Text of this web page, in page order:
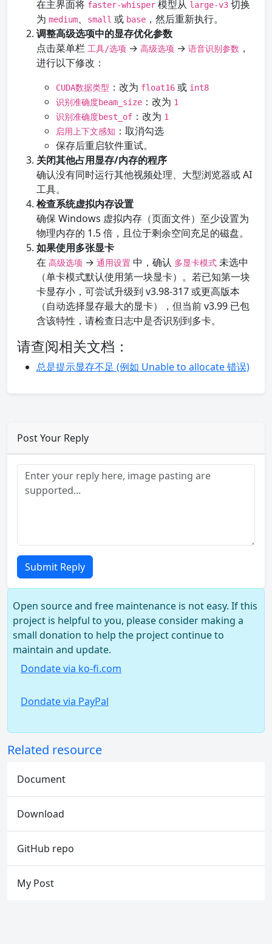
在主界面将 faster-whisper 模型从 large-v3 切换
为 medium、 small 或 base ，然后重新执行。
调整高级选项中的显存优化参数
点击菜单栏 工具/选项 → 高级选项 → 语音识别参数 ，
进行以下修改：
CUDA数据类型 ：改为 float16 或 int8
识别准确度beam_size ：改为 1
识别准确度best_of ：改为 1
启用上下文感知 ：取消勾选
保存后重启软件重试。
关闭其他占用显存/内存的程序
确认没有同时运行其他视频处理、大型浏览器或 AI
工具。
检查系统虚拟内存设置
确保 Windows 虚拟内存（页面文件）至少设置为
物理内存的 1.5 倍，且位于剩余空间充足的磁盘。
如果使用多张显卡
在 高级选项 → 通用设置 中，确认 多显卡模式 未选中
（单卡模式默认使用第一块显卡）。若已知第一块
卡显存小，可尝试升级到 v3.98-317 或更高版本
（自动选择显存最大的显卡），但当前 v3.99 已包
含该特性，请检查日志中是否识别到多卡。
请查阅相关文档：
总是提示显存不足 (例如 Unable to allocate 错误)
Post Your Reply
Submit Reply
Open source and free maintenance is not easy. If this
project is helpful to you, please consider making a
small donation to help the project continue to
maintain and update.
Dondate via ko-fi.com
Dondate via PayPal
Related resource
Document
Download
GitHub repo
My Post